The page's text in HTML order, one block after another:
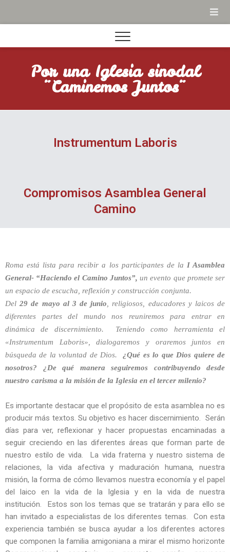
Por una Iglesia sinodal
¨Caminemos Juntos¨
Instrumentum Laboris
Compromisos Asamblea General
Camino
Roma está lista para recibir a los participantes de la I Asamblea
General- “Haciendo el Camino Juntos”, un evento que promete ser
un espacio de escucha, reflexión y construcción conjunta.
Del29 de mayo al 3 de junio , religiosos, educadores y laicos de
diferentes partes del mundo nos reuniremos para entrar en
dinámica de discernimiento. Teniendo como herramienta el
«Instrumentum Laboris», dialogaremos y oraremos juntos en
búsqueda de la voluntad de Dios. ¿Qué es lo que Dios quiere de
nosotros? ¿De qué manera seguiremos contribuyendo desde
nuestro carisma a la misión de la Iglesia en el tercer milenio?
Es importante destacar que el propósito de esta asamblea no es
producir más textos. Su objetivo es hacer discernimiento. Serán
días para ver, reflexionar y hacer propuestas encaminadas a
seguir creciendo en las diferentes áreas que forman parte de
nuestro estilo de vida. La vida fraterna y nuestro sistema de
relaciones, la vida afectiva y maduración humana, nuestra
misión, la forma de cómo llevamos nuestra economía y el papel
del laico en la vida de la Iglesia y en la vida de nuestra
institución. Estos son los temas que se tratarán y para ello se
han invitado a especialistas de los diferentes temas. Con esta
experiencia también se busca ayudar a los diferentes actores
que componen la familia amigoniana a mirar el mismo horizonte